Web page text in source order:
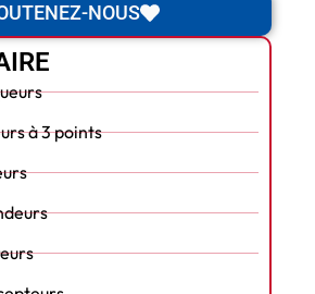
NOUS
à 3 points